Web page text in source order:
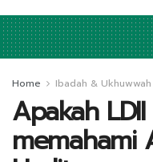
Home Ibadah & Ukhuwwah
Apakah
memahami